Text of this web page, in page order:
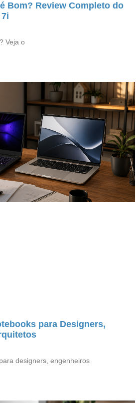
Bom? Review Completo do
Veja o
para Designers,
designers, engenheiros